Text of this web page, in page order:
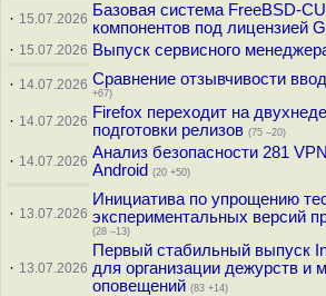
· 15.07.2026 Базовая система FreeBSD-
компонентов под лицензией
· 15.07.2026 Выпуск сервисного
· 14.07.2026 Сравнение отзывчивости
+67)
· 14.07.2026 Firefox переходит на
подготовки релизов (75 –20)
· 14.07.2026 Анализ безопасности 281
Android (20 +50)
· 13.07.2026
Инициатива по упрощению
экспериментальных версий
(28 –13)
· 13.07.2026
Первый стабильный выпуск
для организации дежурств и
оповещений (83 +14)